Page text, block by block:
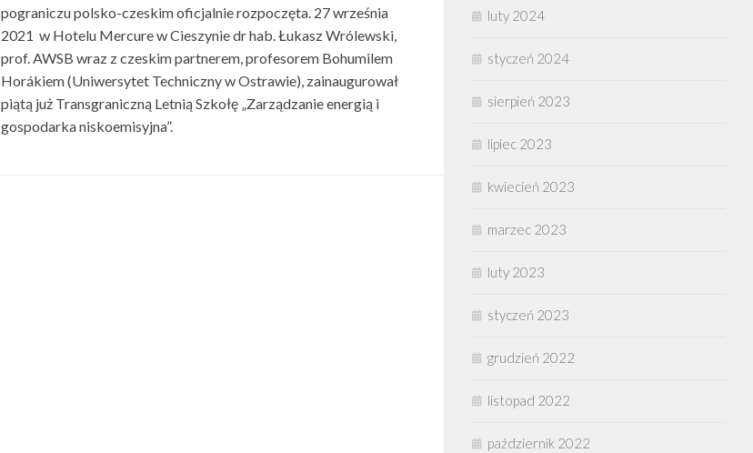
pograniczu polsko-czeskim oficjalnie rozpoczęta. 27 września
2021 w Hotelu Mercure w Cieszynie dr hab. Łukasz Wrólewski,
prof. AWSB wraz z czeskim partnerem, profesorem Bohumilem
Horákiem (Uniwersytet Techniczny w Ostrawie), zainaugurował
piątą już Transgraniczną Letnią Szkołę „Zarządzanie energią i
gospodarka niskoemisyjna”.
luty 2024
styczeń 2024
sierpień 2023
lipiec 2023
kwiecień 2023
marzec 2023
luty 2023
styczeń 2023
grudzień 2022
listopad 2022
październik 2022